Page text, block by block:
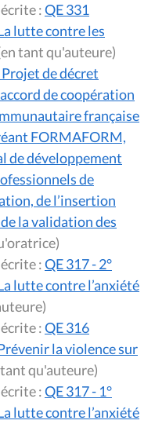
Question écrite :QE 331
lutte contre les
(en tant qu'auteure)
de décret
de coopération
française
FORMAFORM,
de développement
de
de l’insertion
la validation des
qu'oratrice)
Question écrite :QE 317 - 2°
lutte contre l’anxiété
qu'auteure)
Question écrite :QE 316
la violence sur
(en tant qu'auteure)
Question écrite :QE 317 - 1°
lutte contre l’anxiété